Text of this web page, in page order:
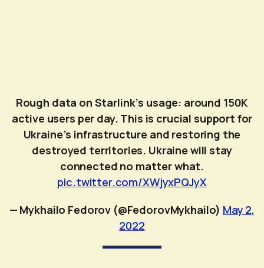
Rough data on Starlink’s usage: around 150K
active users per day. This is crucial support for
Ukraine’s infrastructure and restoring the
destroyed territories. Ukraine will stay
connected no matter what.
pic.twitter.com/XWjyxPQJyX
— Mykhailo Fedorov (@FedorovMykhailo) May 2,
2022